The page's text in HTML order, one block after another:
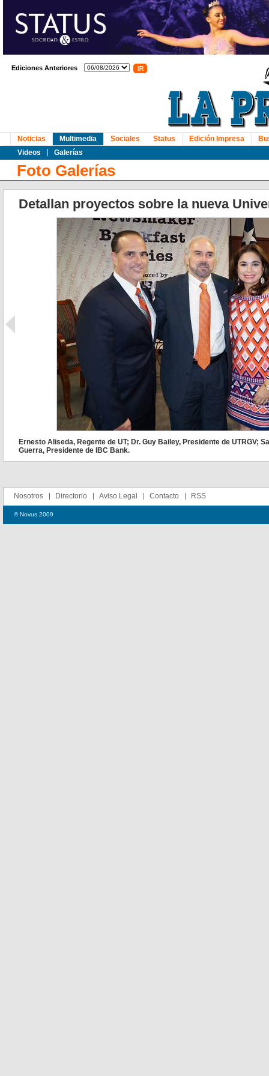
Ediciones Anteriores
Noticias
Multimedia
Videos
Galerías
Sociales Status Edición Impresa
Foto Galerías
Detallan proyectos sobre la nueva
Ernesto Aliseda, Regente de UT; Dr. Guy Bailey, Presidente de UTRGV;
Guerra, Presidente de IBC Bank.
Nosotros Directorio Aviso Legal Contacto RSS
© Novus 2009